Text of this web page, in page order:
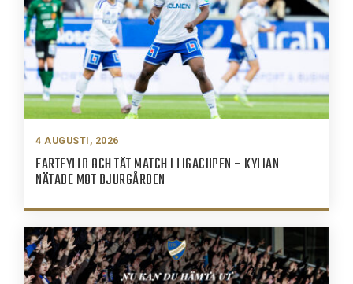
4 AUGUSTI, 2026
FARTFYLLD OCH TÄT MATCH I LIGACUPEN – KYLIAN
NÄTADE MOT DJURGÅRDEN